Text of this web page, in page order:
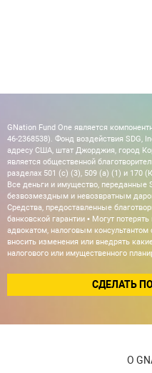
GNation Fund One является
46-2368538). Фонд воздействия SDG,
адресу США, штат Джорджия, город
является общественной
разделах 501 (c) (3), 509 (a) (1) и 170
Все деньги и имущество, переданные
безвозмездным и невозвратным
Средства, предоставленные
банковской гарантии • Могут
адвокатом, налоговым
вносить изменения или внедрять
налогового или имущественного
СДЕЛАТЬ
О